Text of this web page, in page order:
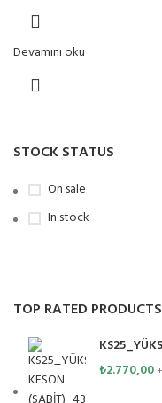
STOCK STATUS
On sale
In stock
TOP RATED PRODUCTS
₺2.770,00
Devamını oku